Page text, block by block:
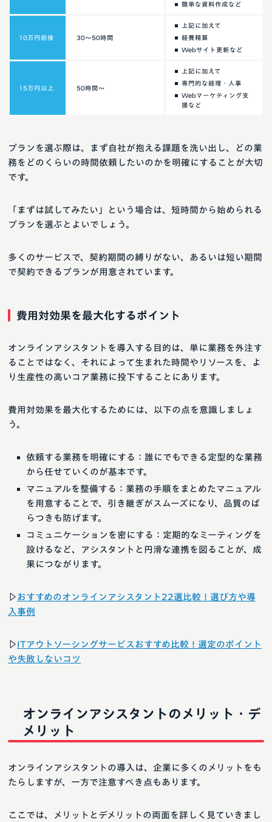
簡単な資料作成など
10万円前後 30〜50時間
上記に加えて
経費精算
Webサイト更新など
15万円以上 50時間〜
上記に加えて
専門的な経理・人事
Webマーケティング支
援など
プランを選ぶ際は、まず自社が抱える課題を洗い出し、どの業
務をどのくらいの時間依頼したいのかを明確にすることが大切
です。
「まずは試してみたい」という場合は、短時間から始められる
プランを選ぶとよいでしょう。
多くのサービスで、契約期間の縛りがない、あるいは短い期間
で契約できるプランが用意されています。
費用対効果を最大化するポイント
オンラインアシスタントを導入する目的は、単に業務を外注す
ることではなく、それによって生まれた時間やリソースを、よ
り生産性の高いコア業務に投下することにあります。
費用対効果を最大化するためには、以下の点を意識しましょ
う。
依頼する業務を明確にする：誰にでもできる定型的な業務
から任せていくのが基本です。
マニュアルを整備する：業務の手順をまとめたマニュアル
を用意することで、引き継ぎがスムーズになり、品質のば
らつきも防げます。
コミュニケーションを密にする：定期的なミーティングを
設けるなど、アシスタントと円滑な連携を図ることが、成
果につながります。
▷ おすすめのオンラインアシスタント22選比較！選び方や導
入事例
▷ ITアウトソーシングサービスおすすめ比較！選定のポイント
や失敗しないコツ
オンラインアシスタントのメリット・デ
メリット
オンラインアシスタントの導入は、企業に多くのメリットをも
たらしますが、一方で注意すべき点もあります。
ここでは、メリットとデメリットの両面を詳しく見ていきまし